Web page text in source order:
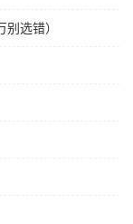
选错）